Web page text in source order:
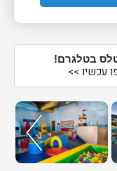
בטלגרם!
עכשיו >>